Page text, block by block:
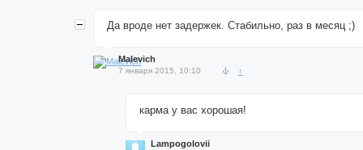
Да вроде нет задержек. Стабильно, раз в месяц ;)
Malevich
7 января 2015, 10:10 ↑
карма у вас хорошая!
Lampogolovii